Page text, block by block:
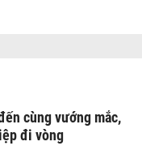
cùng vướng mắc,
đi vòng